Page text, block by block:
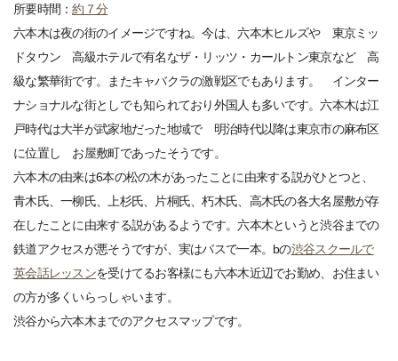
所要時間：約７分
六本木は夜の街のイメージですね。今は、六本木ヒルズや 東京ミッ
ドタウン 高級ホテルで有名なザ・リッツ・カールトン東京など 高
級な繁華街です。またキャバクラの激戦区でもあります。 インター
ナショナルな街としでも知られており外国人も多いです。六本木は江
戸時代は大半が武家地だった地域で 明治時代以降は東京市の麻布区
に位置し お屋敷町であったそうです。
六本木の由来は6本の松の木があったことに由来する説がひとつと、
青木氏、一柳氏、上杉氏、片桐氏、朽木氏、高木氏の各大名屋敷が存
在したことに由来する説があるようです。六本木というと渋谷までの
鉄道アクセスが悪そうですが、実はバスで一本。bの渋谷スクールで
英会話レッスンを受けてるお客様にも六本木近辺でお勤め、お住まい
の方が多くいらっしゃいます。
渋谷から六本木までのアクセスマップです。